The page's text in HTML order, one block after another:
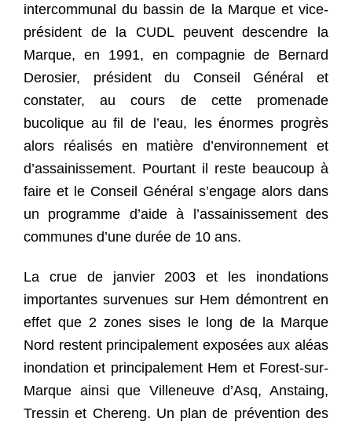
intercommunal du bassin de la Marque et vice-
président de la CUDL peuvent descendre la
Marque, en 1991, en compagnie de Bernard
Derosier, président du Conseil Général et
constater, au cours de cette promenade
bucolique au fil de l’eau, les énormes progrès
alors réalisés en matière d’environnement et
d’assainissement. Pourtant il reste beaucoup à
faire et le Conseil Général s’engage alors dans
un programme d’aide à l’assainissement des
communes d’une durée de 10 ans.
La crue de janvier 2003 et les inondations
importantes survenues sur Hem démontrent en
effet que 2 zones sises le long de la Marque
Nord restent principalement exposées aux aléas
inondation et principalement Hem et Forest-sur-
Marque ainsi que Villeneuve d’Asq, Anstaing,
Tressin et Chereng. Un plan de prévention des